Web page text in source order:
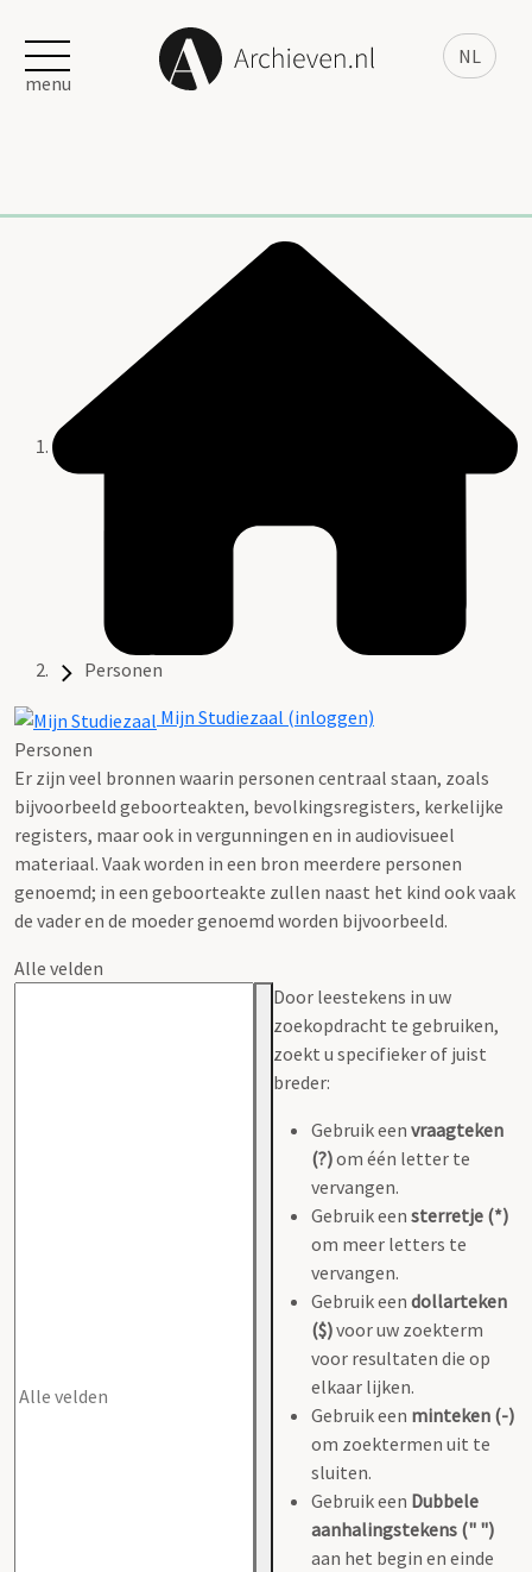
NL
menu
Personen
Mijn Studiezaal (inloggen)
Personen
Er zijn veel bronnen waarin personen centraal staan, zoals
bijvoorbeeld geboorteakten, bevolkingsregisters, kerkelijke
registers, maar ook in vergunningen en in audiovisueel
materiaal. Vaak worden in een bron meerdere personen
genoemd; in een geboorteakte zullen naast het kind ook vaak
de vader en de moeder genoemd worden bijvoorbeeld.
Alle velden
Door leestekens in uw
zoekopdracht te gebruiken,
zoekt u specifieker of juist
breder:
Gebruik een vraagteken
(?)om één letter te
vervangen.
Gebruik een sterretje (*)
om meer letters te
vervangen.
Gebruik een dollarteken
($)voor uw zoekterm
voor resultaten die op
elkaar lijken.
Gebruik een minteken (-)
om zoektermen uit te
sluiten.
Gebruik een Dubbele
aanhalingstekens (" ")
aan het begin en einde